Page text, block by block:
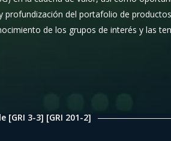
profundización del portafolio de
de los grupos de interés y las
[GRI 3-3] [GRI 201-2]